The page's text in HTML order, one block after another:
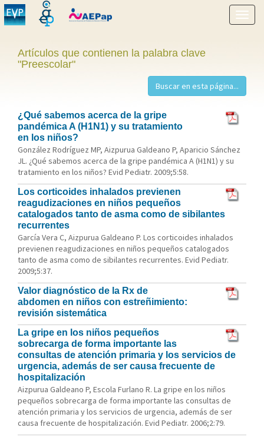
menú
Artículos que contienen la palabra clave
"Preescolar"
¿Qué sabemos acerca de la gripe
pandémica A (H1N1) y su tratamiento
en los niños?
González Rodríguez MP, Aizpurua Galdeano P, Aparicio Sánchez
JL. ¿Qué sabemos acerca de la gripe pandémica A (H1N1) y su
tratamiento en los niños? Evid Pediatr. 2009;5:58.
Los corticoides inhalados previenen
reagudizaciones en niños pequeños
catalogados tanto de asma como de sibilantes
recurrentes
García Vera C, Aizpurua Galdeano P. Los corticoides inhalados
previenen reagudizaciones en niños pequeños catalogados
tanto de asma como de sibilantes recurrentes. Evid Pediatr.
2009;5:37.
Valor diagnóstico de la Rx de
abdomen en niños con estreñimiento:
revisión sistemática
La gripe en los niños pequeños
sobrecarga de forma importante las
consultas de atención primaria y los servicios de
urgencia, además de ser causa frecuente de
hospitalización
Aizpurua Galdeano P, Escola Furlano R. La gripe en los niños
pequeños sobrecarga de forma importante las consultas de
atención primaria y los servicios de urgencia, además de ser
causa frecuente de hospitalización. Evid Pediatr. 2006;2:79.